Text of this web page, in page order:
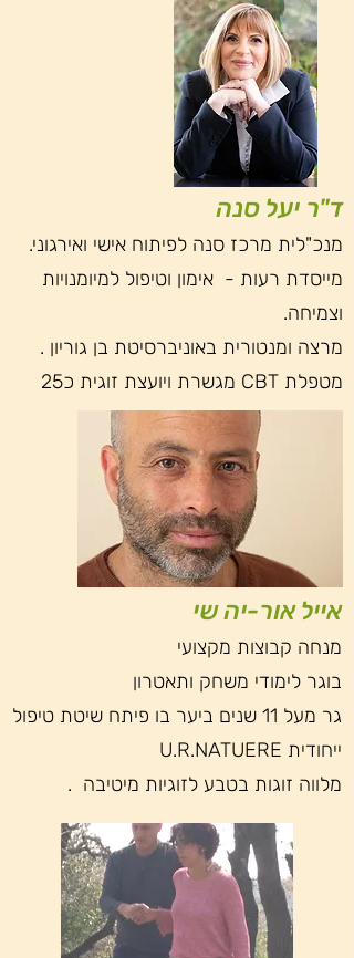
ד"ר יעל סנה
מנכ"לית מרכז סנה לפיתוח אישי ואירגוני.
מייסדת רעות - אימון וטיפול למיומנויות
וצמיחה.
מרצה ומנטורית באוניברסיטת בן גוריון .
מטפלת CBT מגשרת ויועצת זוגית כ25
שנה .
אייל אור-יה שי
מנחה קבוצות מקצועי
בוגר לימודי משחק ותאטרון
גר מעל 11 שנים ביער בו פיתח שיטת טיפול
ייחודית U.R.NATUERE
מלווה זוגות בטבע לזוגיות מיטיבה .